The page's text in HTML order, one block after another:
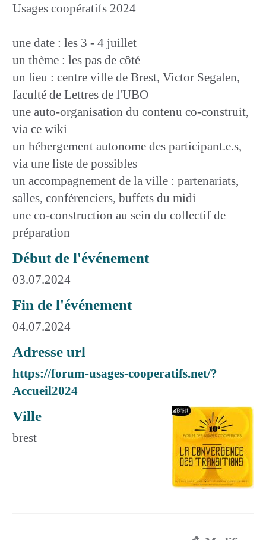
Usages coopératifs 2024
une date : les 3 - 4 juillet
un thème : les pas de côté
un lieu : centre ville de Brest, Victor Segalen,
faculté de Lettres de l'UBO
une auto-organisation du contenu co-construit,
via ce wiki
un hébergement autonome des participant.e.s,
via une liste de possibles
un accompagnement de la ville : partenariats,
salles, conférenciers, buffets du midi
une co-construction au sein du collectif de
préparation
Début de l'événement
03.07.2024
Fin de l'événement
04.07.2024
Adresse url
https://forum-usages-cooperatifs.net/?
Accueil2024
Ville
brest